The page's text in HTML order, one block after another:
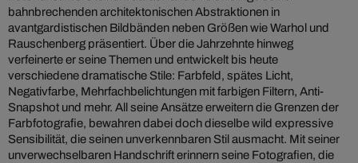
bahnbrechenden architektonischen Abstraktionen in
avantgardistischen Bildbänden neben Größen wie Warhol und
Rauschenberg präsentiert. Über die Jahrzehnte hinweg
verfeinerte er seine Themen und entwickelt bis heute
verschiedene dramatische Stile: Farbfeld, spätes Licht,
Negativfarbe, Mehrfachbelichtungen mit farbigen Filtern, Anti-
Snapshot und mehr. All seine Ansätze erweitern die Grenzen der
Farbfotografie, bewahren dabei doch dieselbe wild expressive
Sensibilität, die seinen unverkennbaren Stil ausmacht. Mit seiner
unverwechselbaren Handschrift erinnern seine Fotografien, die